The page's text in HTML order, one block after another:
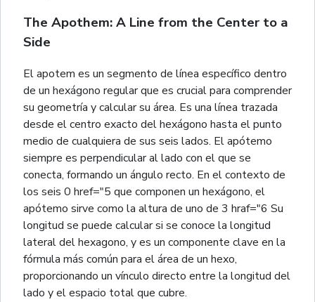
The Apothem: A Line from the Center to a
Side
El apotem es un segmento de línea específico dentro
de un hexágono regular que es crucial para comprender
su geometría y calcular su área. Es una línea trazada
desde el centro exacto del hexágono hasta el punto
medio de cualquiera de sus seis lados. El apótemo
siempre es perpendicular al lado con el que se
conecta, formando un ángulo recto. En el contexto de
los seis 0 href="5 que componen un hexágono, el
apótemo sirve como la altura de uno de 3 hraf="6 Su
longitud se puede calcular si se conoce la longitud
lateral del hexagono, y es un componente clave en la
fórmula más común para el área de un hexo,
proporcionando un vínculo directo entre la longitud del
lado y el espacio total que cubre.